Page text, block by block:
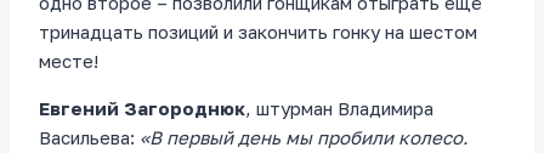
тринадцать позиций и закончить гонку на шестом
месте!
Евгений Загороднюк, штурман Владимира
Васильева: «В первый день мы пробили колесо.